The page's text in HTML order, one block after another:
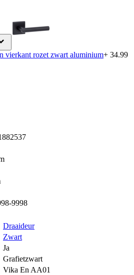
vierkant rozet zwart aluminium+ 34.99
9998
Draaideur
Zwart
Ja
Grafietzwart
Vika En AA01